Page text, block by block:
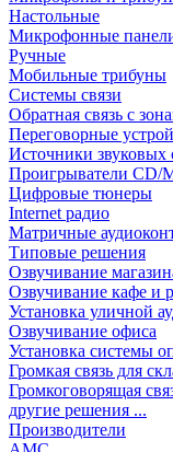
Настольные
Микрофонные
Ручные
Мобильные трибуны
Системы связи
Обратная связь с
Переговорные
Источники звуковых
Проигрыватели CD/
Цифровые тюнеры
Internet радио
Матричные
Типовые решения
Озвучивание
Озвучивание кафе и
Установка уличной
Озвучивание офиса
Установка системы
Громкая связь для
Громкоговорящая
другие решения ...
Производители